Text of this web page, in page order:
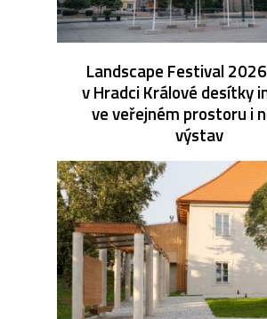
Landscape Festival
v Hradci Králové desítky
ve veřejném prostoru i
výstav